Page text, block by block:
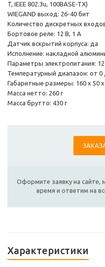
T, IEEE 802.3u, 100BASE-TX)
WIEGAND выход: 26-40 бит
Количество дискретных
Бортовое реле: 12 В, 1 А
Датчик вскрытий корпуса: да
Исполнение: накладной
Параметры электропитания: 12
Температурный диапазон: от 0
Габаритные размеры: 160 х 50
Масса нетто: 260 г
Масса брутто: 430 г
Оформите заявку на сайте,
время и ответим на
Характеристики